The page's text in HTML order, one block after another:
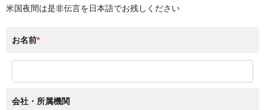
米国夜間は是非伝言を日本語でお残しください
お名前*
会社・所属機関